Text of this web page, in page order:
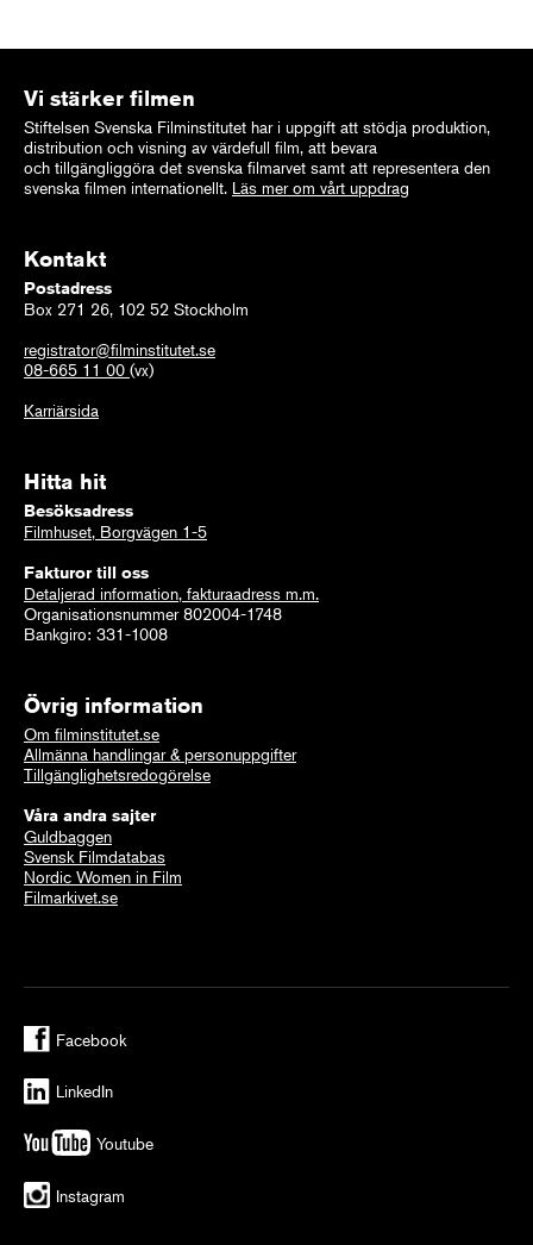
Vi stärker filmen
Stiftelsen Svenska Filminstitutet har i uppgift att stödja produktion,
distribution och visning av värdefull film, att bevara
och tillgängliggöra det svenska filmarvet samt att representera den
svenska filmen internationellt. Läs mer om vårt uppdrag
Kontakt
Postadress
Box 271 26, 102 52 Stockholm
registrator@filminstitutet.se
08-665 11 00 (vx)
Karriärsida
Hitta hit
Besöksadress
Filmhuset, Borgvägen 1-5
Fakturor till oss
Detaljerad information, fakturaadress m.m.
Organisationsnummer 802004-1748
Bankgiro: 331-1008
Övrig information
Om filminstitutet.se
Allmänna handlingar & personuppgifter
Tillgänglighetsredogörelse
Våra andra sajter
Guldbaggen
Svensk Filmdatabas
Nordic Women in Film
Filmarkivet.se
Facebook
LinkedIn
Youtube
Instagram